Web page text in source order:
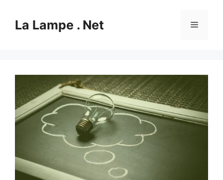
contenuLa Lampe . Net Menu